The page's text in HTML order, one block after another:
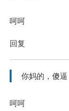
呵呵
回复
你妈的，傻逼
呵呵